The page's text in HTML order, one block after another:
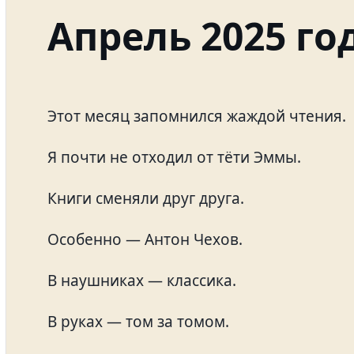
Апрель 2025
Этот месяц запомнился жаждой чтения.
Я почти не отходил от тёти Эммы.
Книги сменяли друг друга.
Особенно — Антон Чехов.
В наушниках — классика.
В руках — том за томом.